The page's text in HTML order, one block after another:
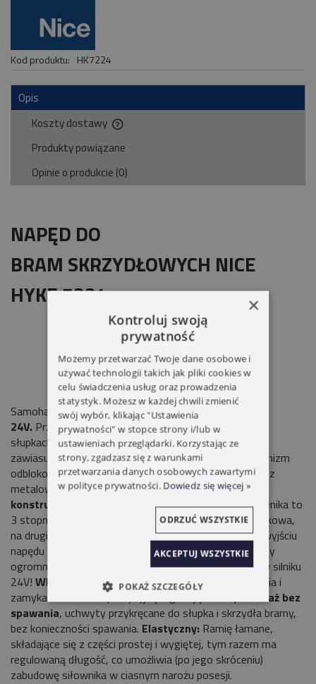
Kod produktu: HK7224
Opis
Koszty dostawy
Cena nie zawiera ewentualnych kosztów płatności
Produkty powiązane
Opinie o produkcie (0)
NAPĘD DO
BRAM SKRZYDŁOWYCH NICE
HYKE 7224
Samohamowny siłownik z ramieniem łamanym, silnik
24V. Przeznaczony do montażu na bardzo szerokich
słupkach, nawetdo 40 cmgłębokości osadzenia
zawiasu.
Przyjazny:łatwy, zautomatyzowany mechanizm
odblokowania awaryjnego w przypadku braku napięcia, z
metalowym kluczem i wkładką patentową.Nowa
konstrukcja przeniesienia napędu:przekładnia siłownika to
3 stopnie przełożenia: na pierwszym przekładnia ślimakowa,
na drugim para kół zębatych o zębach prostych, a na wyjściu
napędu - przekładnia satelitarna. W sumie otrzymujemy
ogromny wyjściowy moment obrotowy - aż 500Nm w silniku
24V! Wbudowane mechaniczne krańcówki
otwierania i
zamykania z bardzo precyzyjną regulacją.Łatwy montaż bez
spawania, uchwyty przykręcane do słupka i skrzydła bramy,
bez konieczności spawania. Elastyczny: Ramię łamane,
składające się z części prostej i wygiętej, tym razem ma
regulowaną długość, co umożliwia (po jego skróceniu)
zabudowę siłownika w ciasnym narożu posesji.
×
Kontroluj swoją
prywatność
Możemy przetwarzać Twoje dane osobowe i
używać technologii takich jak pliki cookies w
celu świadczenia usług oraz prowadzenia
statystyk. Możesz w każdej chwili zmienić
swój wybór, klikając "Ustawienia
prywatności" w stopce strony i/lub w
ustawieniach przeglądarki. Korzystając ze
strony, zgadzasz się z warunkami
przetwarzania danych osobowych zawartymi
w polityce prywatności. Dowiedz się więcej »
AKCEPTUJ WSZYSTKIE
ODRZUĆ WSZYSTKIE
POKAŻ SZCZEGÓŁY